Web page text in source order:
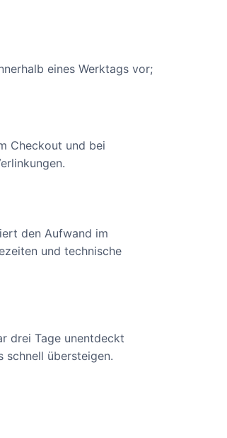
eines Werktags vor;
Checkout und bei
den Aufwand im
und technische
drei Tage unentdeckt
schnell übersteigen.